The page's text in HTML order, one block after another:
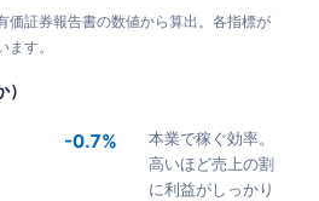
価証券報告書の数値から算出。各指標が
ます。
-0.7%
本業で稼ぐ効率。
高いほど売上の割
に利益がしっかり